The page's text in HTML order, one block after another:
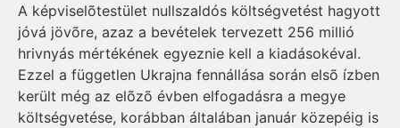
A képviselõtestület nullszaldós költségvetést hagyott
jóvá jövõre, azaz a bevételek tervezett 256 millió
hrivnyás mértékének egyeznie kell a kiadásokéval.
Ezzel a független Ukrajna fennállása során elsõ ízben
került még az elõzõ évben elfogadásra a megye
költségvetése, korábban általában január közepéig is